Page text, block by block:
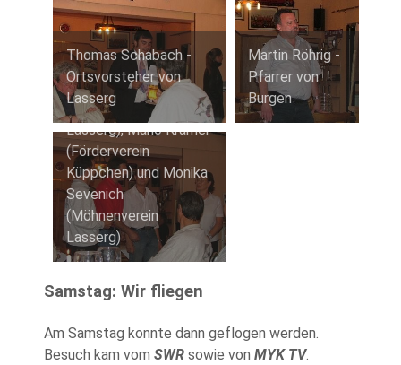
Thomas Schabach -
Ortsvorsteher von
Lasserg
Martin Röhrig -
Pfarrer von
Burgen
Leo Ditz (SV Fortuna
Lasserg), Mario Krämer
(Förderverein
Küppchen) und Monika
Sevenich
(Möhnenverein
Lasserg)
Samstag: Wir fliegen
Am Samstag konnte dann geflogen werden.
Besuch kam vom SWR sowie von MYK TV.